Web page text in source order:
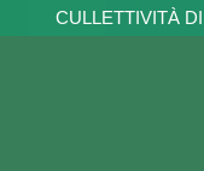
CULLETTIVITÀ